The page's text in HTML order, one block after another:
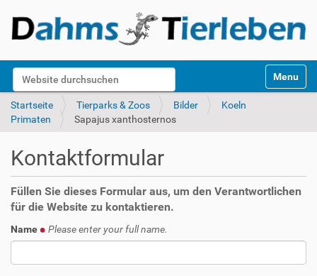
Website durchsuchen
k
Toggle
Startseite Tierparks & Zoos Bilder
Koeln
Primaten
Sapajus xanthosternos
Kontaktformular
Füllen Sie dieses Formular aus, um den Verantwortlichen
für die Website zu kontaktieren.
Name Please enter your full name.